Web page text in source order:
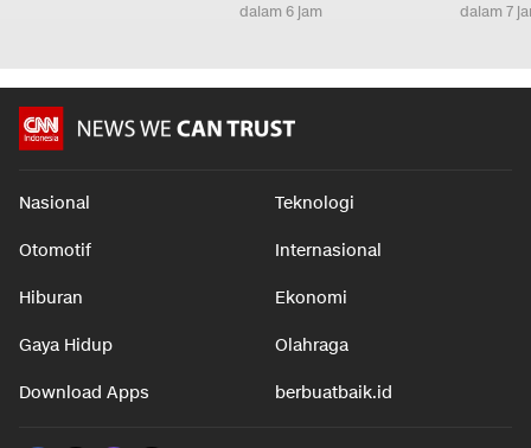
dalam 6 jam dalam 7
Nasional Teknologi
Otomotif Internasional
Hiburan Ekonomi
Gaya Hidup Olahraga
Download Apps berbuatbaik.id